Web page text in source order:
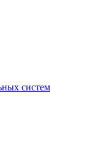
систем